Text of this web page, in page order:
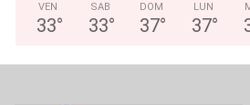
VEN
33°
SAB
33°
DOM
37°
LUN
37°